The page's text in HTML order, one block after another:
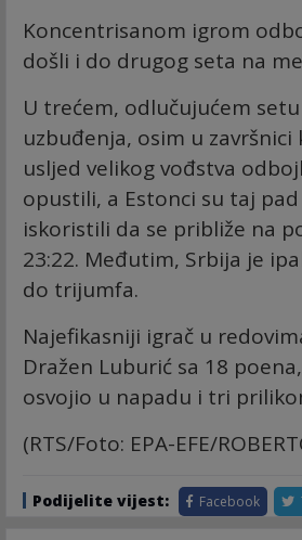
Koncentrisanom igrom
došli i do drugog seta na
U trećem, odlučujućem
uzbuđenja, osim u završnici
usljed velikog vođstva
opustili, a Estonci su taj
iskoristili da se približe na
23:22. Međutim, Srbija je
do trijumfa.
Najefikasniji igrač u
Dražen Luburić sa 18
osvojio u napadu i tri
(RTS/Foto: EPA-EFE/
Podijelite vijest: Facebook